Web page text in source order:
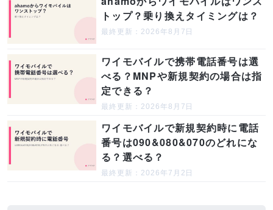
トップ？乗り換えタイミングは？
最終更新：2026年8月7日
ワイモバイルで携帯電話番号は選
べる？MNPや新規契約の場合は指
定できる？
最終更新：2026年8月7日
ワイモバイルで新規契約時に電話
番号は090&080&070のどれにな
る？選べる？
最終更新：2026年7月2日